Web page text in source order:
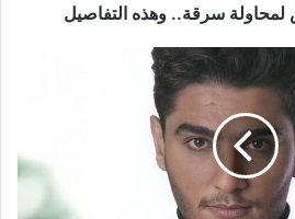
لمحاولة سرقة.. وهذه التفاصيل